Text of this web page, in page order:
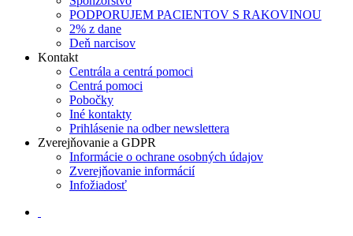
PODPORUJEM PACIENTOV S RAKOVINOU
2% z dane
Deň narcisov
Kontakt
Centrála a centrá pomoci
Centrá pomoci
Pobočky
Iné kontakty
Prihlásenie na odber newslettera
Zverejňovanie a GDPR
Informácie o ochrane osobných údajov
Zverejňovanie informácií
Infožiadosť